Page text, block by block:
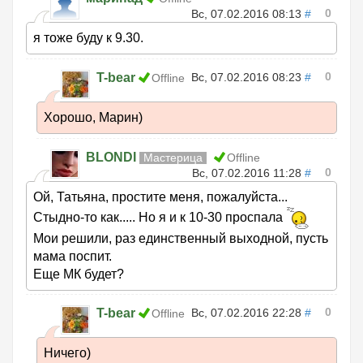
Вс, 07.02.2016 08:13 # 0
я тоже буду к 9.30.
T-bear Offline Вс, 07.02.2016 08:23 # 0
Хорошо, Марин)
BLONDI Мастерица
Offline
Вс, 07.02.2016 11:28 # 0
Ой, Татьяна, простите меня, пожалуйста...
Стыдно-то как..... Но я и к 10-30 проспала
Мои решили, раз единственный выходной, пусть
мама поспит.
Еще МК будет?
T-bear Offline Вс, 07.02.2016 22:28 # 0
Ничего)